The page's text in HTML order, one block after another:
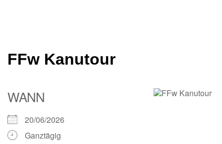
FFw Kanutour
WANN
20/06/2026
Ganztägig